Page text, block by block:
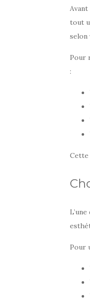
tout
selon
Pour
:
Cette
Pour